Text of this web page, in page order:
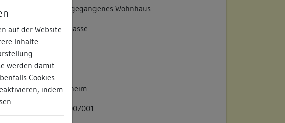
auf der Website
Inhalte
werden damit
Cookies
indem
Abgegangenes Wohnhaus
Mühlgasse
74354
Besigheim
8118007001